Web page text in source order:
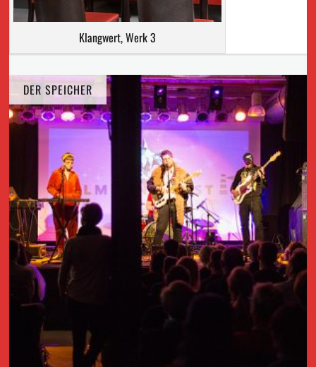
Klangwert, Werk 3
DER SPEICHER